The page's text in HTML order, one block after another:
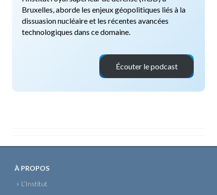
Bruxelles, aborde les enjeux géopolitiques liés à la
dissuasion nucléaire et les récentes avancées
technologiques dans ce domaine.
Écouter le podcast
À PROPOS
L’Institut